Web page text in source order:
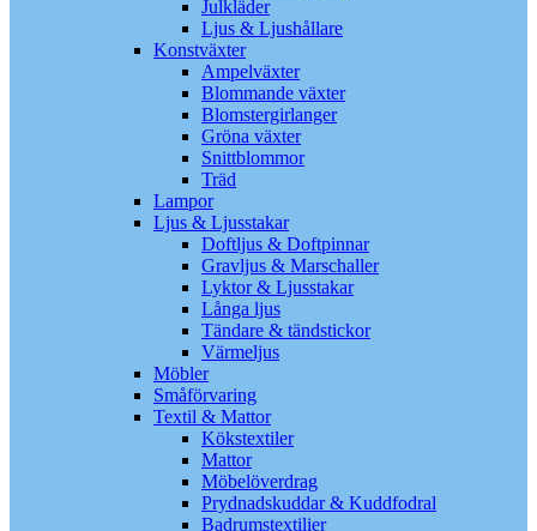
Julkläder
Ljus & Ljushållare
Konstväxter
Ampelväxter
Blommande växter
Blomstergirlanger
Gröna växter
Snittblommor
Träd
Lampor
Ljus & Ljusstakar
Doftljus & Doftpinnar
Gravljus & Marschaller
Lyktor & Ljusstakar
Långa ljus
Tändare & tändstickor
Värmeljus
Möbler
Småförvaring
Textil & Mattor
Kökstextiler
Mattor
Möbelöverdrag
Prydnadskuddar & Kuddfodral
Badrumstextilier